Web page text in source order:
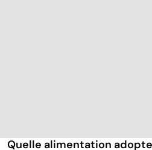
Quelle alimentation